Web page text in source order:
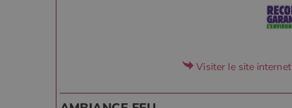
Visiter le site internet